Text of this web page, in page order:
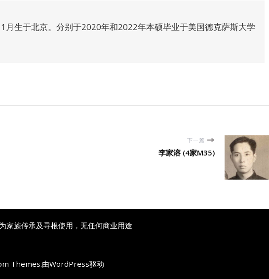
月生于北京。分别于2020年和2022年本硕毕业于美国德克萨斯大学
下一篇
李家溶 (4家M35)
家族传承及寻根使用，无任何商业用途
Themes.由WordPress驱动